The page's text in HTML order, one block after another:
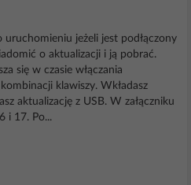
jeżeli jest podłączony
o aktualizacji i ją pobrać.
się w czasie włączania
klawiszy. Wkładasz
aktualizację z USB. W załączniku
i 17. Po...